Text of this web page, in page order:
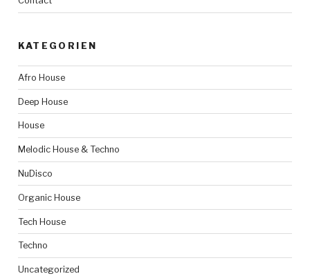
KATEGORIEN
Afro House
Deep House
House
Melodic House & Techno
NuDisco
Organic House
Tech House
Techno
Uncategorized